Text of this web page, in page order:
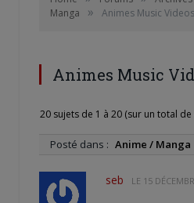
Manga
» Animes Music Videos
Animes Music
20 sujets de 1 à 20 (sur un total de
Posté dans : Anime / Manga
seb LE 15